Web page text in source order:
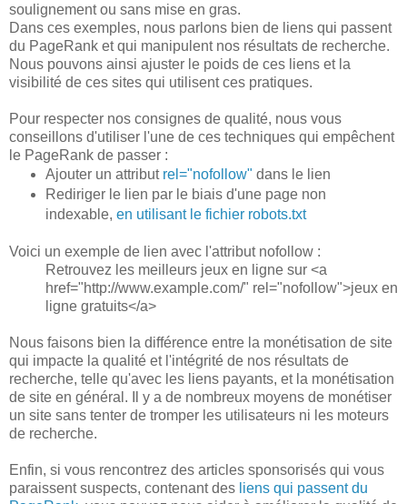
soulignement ou sans mise en gras.
Dans ces exemples, nous parlons bien de liens qui passent
du PageRank et qui manipulent nos résultats de recherche.
Nous pouvons ainsi ajuster le poids de ces liens et la
visibilité de ces sites qui utilisent ces pratiques.
Pour respecter nos consignes de qualité, nous vous
conseillons d'utiliser l'une de ces techniques qui empêchent
le PageRank de passer :
Ajouter un attribut rel="nofollow" dans le lien
Rediriger le lien par le biais d'une page non
indexable, en utilisant le fichier robots.txt
Voici un exemple de lien avec l'attribut nofollow :
Retrouvez les meilleurs jeux en ligne sur <a
href="http://www.example.com/" rel="nofollow">jeux en
ligne gratuits</a>
Nous faisons bien la différence entre la monétisation de site
qui impacte la qualité et l'intégrité de nos résultats de
recherche, telle qu'avec les liens payants, et la monétisation
de site en général. Il y a de nombreux moyens de monétiser
un site sans tenter de tromper les utilisateurs ni les moteurs
de recherche.
Enfin, si vous rencontrez des articles sponsorisés qui vous
paraissent suspects, contenant des liens qui passent du